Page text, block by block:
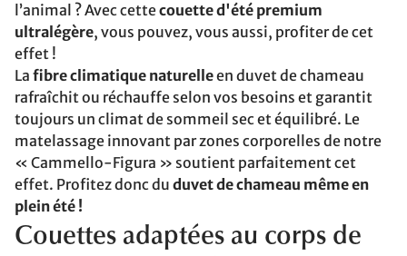
l’animal ? Avec cettecouette d'été premium
ultralégère, vous pouvez, vous aussi, profiter de cet
effet !
La fibre climatique naturelleen duvet de chameau
rafraîchit ou réchauffe selon vos besoins et garantit
toujours un climat de sommeil sec et équilibré. Le
matelassage innovant par zones corporelles de notre
« Cammello-Figura » soutient parfaitement cet
effet. Profitez donc du duvet de chameau même en
plein été !
Couettes adaptées au corps de